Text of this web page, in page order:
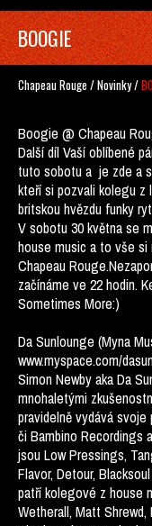
BOOGIE
Chapeau Rouge /Novinky/
Boogie @ Chapeau
Další díl Vaší oblíbené
tuto sobotu a je zde a s
kteří si pozvali kolegu z
britskou hvězdu funky
V sobotu 30 května se
house music a to vše
Chapeau
začínáme ve 22 hodin.
Sometimes More:)
Da Sunlounge (Myna
www.myspace.com/
Simon Newby aka Da
mnohaletými
pravidelně vydává
či Bambino Recordings
jsou Low Pressings,
Flavor, Detour,
patří kolegové z house
Wetherall, Matt Shrewd,